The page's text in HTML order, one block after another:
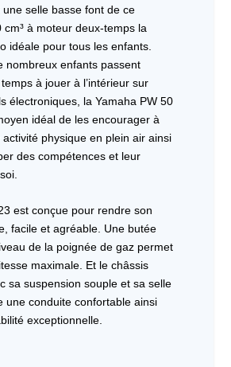
selle basse font de ce
cm³ à moteur deux-temps la
idéale pour tous les enfants.
nombreux enfants passent
à jouer à l’intérieur sur
électroniques, la Yamaha PW 50
idéal de les encourager à
physique en plein air ainsi
des compétences et leur
est conçue pour rendre son
facile et agréable. Une butée
de la poignée de gaz permet
maximale. Et le châssis
sa suspension souple et sa selle
une conduite confortable ainsi
exceptionnelle.